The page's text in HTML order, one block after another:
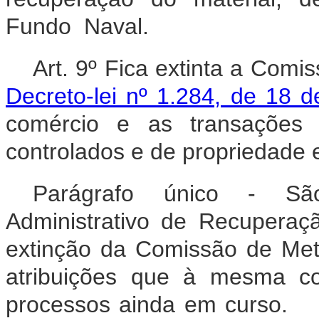
Fundo Naval.
Art. 9º Fica extinta a
Decreto-lei nº 1.284, de 18
comércio e as
controlados e de propriedade
Parágrafo único -
Administrativo de
extinção da Comissão de
atribuições que à mesma
processos ainda em